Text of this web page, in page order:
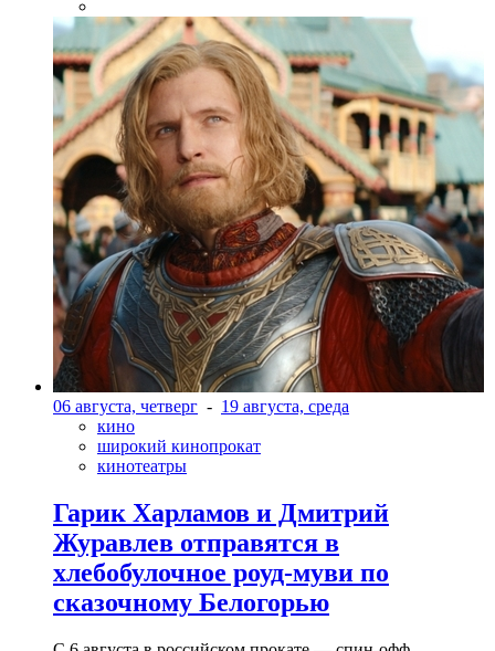
06 августа, четверг - 19 августа, среда
кино
широкий кинопрокат
кинотеатры
Гарик Харламов и Дмитрий
Журавлев отправятся в
хлебобулочное роуд-муви по
сказочному Белогорью